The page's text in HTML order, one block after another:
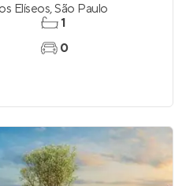
Elíseos,São Paulo
1
0